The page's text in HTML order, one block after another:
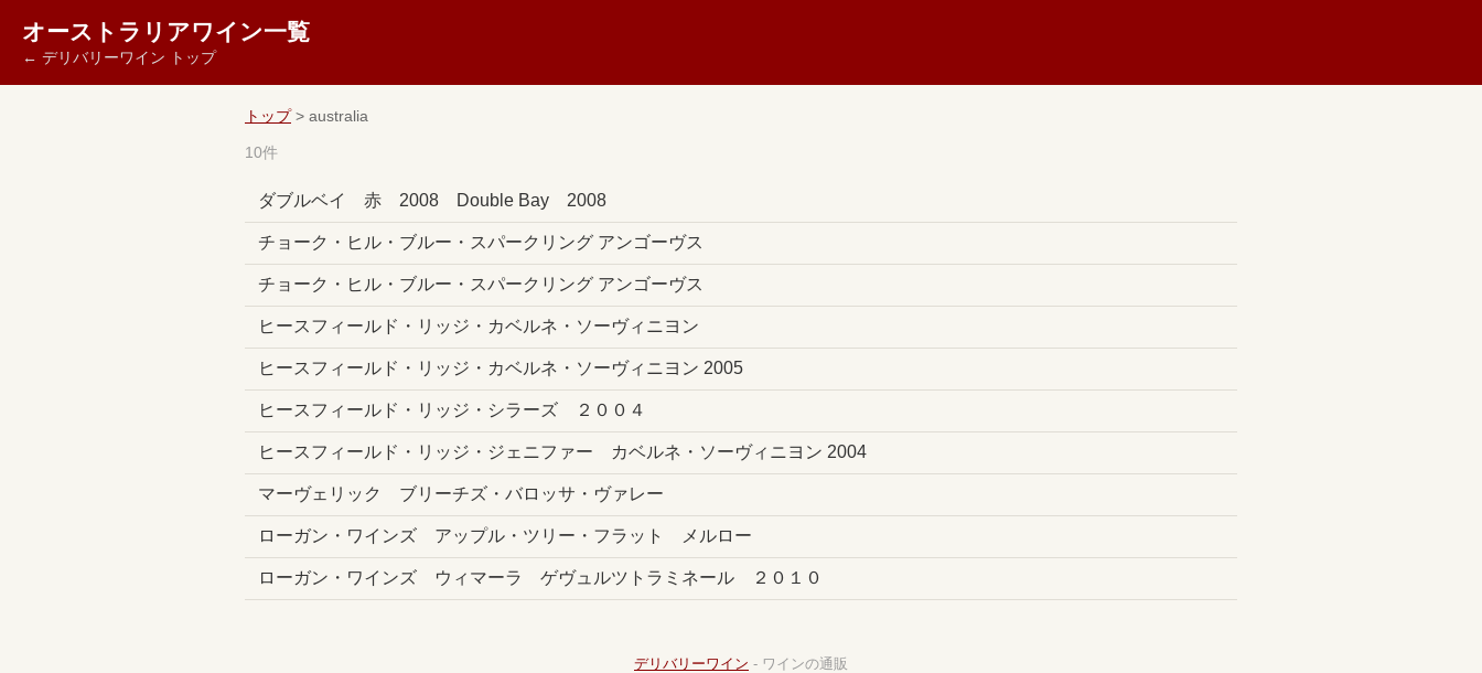
オーストラリアワイン一覧
← デリバリーワイン トップ
トップ> australia
10件
ダブルベイ 赤 2008 Double Bay 2008
チョーク・ヒル・ブルー・スパークリング アンゴーヴス
チョーク・ヒル・ブルー・スパークリング アンゴーヴス
ヒースフィールド・リッジ・カベルネ・ソーヴィニヨン
ヒースフィールド・リッジ・カベルネ・ソーヴィニヨン 2005
ヒースフィールド・リッジ・シラーズ ２００４
ヒースフィールド・リッジ・ジェニファー カベルネ・ソーヴィニヨン 2004
マーヴェリック ブリーチズ・バロッサ・ヴァレー
ローガン・ワインズ アップル・ツリー・フラット メルロー
ローガン・ワインズ ウィマーラ ゲヴュルツトラミネール ２０１０
デリバリーワイン - ワインの通販